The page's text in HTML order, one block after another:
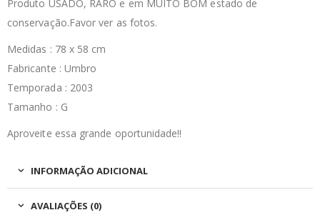
Produto USADO, RARO e em MUITO BOM estado de
conservação.Favor ver as fotos.
Medidas : 78 x 58 cm
Fabricante : Umbro
Temporada : 2003
Tamanho : G
Aproveite essa grande oportunidade!!
INFORMAÇÃO ADICIONAL
AVALIAÇÕES (0)